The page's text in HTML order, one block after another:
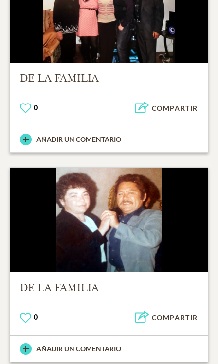
DE LA FAMILIA
0 COMPARTIR
AÑADIR UN COMENTARIO
DE LA FAMILIA
0 COMPARTIR
AÑADIR UN COMENTARIO